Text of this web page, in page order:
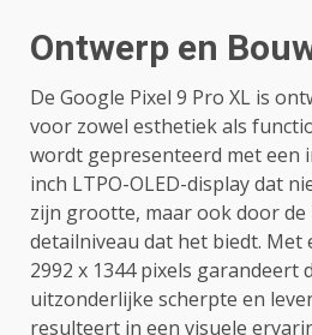
Ontwerp en
De Google Pixel 9 Pro XL is
voor zowel esthetiek als
wordt gepresenteerd met een
inch LTPO-OLED-display dat
zijn grootte, maar ook door de
detailniveau dat het biedt. Met
2992 x 1344 pixels garandeert
uitzonderlijke scherpte en
resulteert in een visuele